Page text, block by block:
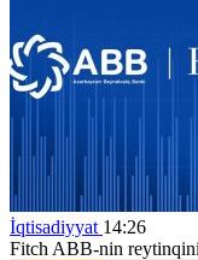
İqtisadiyyat 14:26
Fitch ABB-nin